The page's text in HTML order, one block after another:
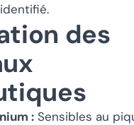
des
: Sensibles au